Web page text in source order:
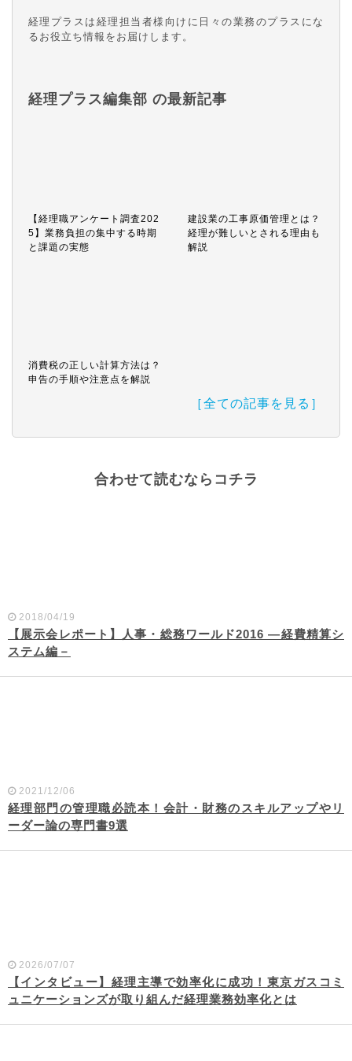
経理プラスは経理担当者様向けに日々の業務のプラスにな
るお役立ち情報をお届けします。
経理プラス編集部 の最新記事
【経理職アンケート調査202
5】業務負担の集中する時期
と課題の実態
建設業の工事原価管理とは？
経理が難しいとされる理由も
解説
消費税の正しい計算方法は？
申告の手順や注意点を解説
［全ての記事を見る］
合わせて読むならコチラ
2018/04/19
【展示会レポート】人事・総務ワールド2016 ―経費精算シ
ステム編－
2021/12/06
経理部門の管理職必読本！会計・財務のスキルアップやリ
ーダー論の専門書9選
2026/07/07
【インタビュー】経理主導で効率化に成功！東京ガスコミ
ュニケーションズが取り組んだ経理業務効率化とは